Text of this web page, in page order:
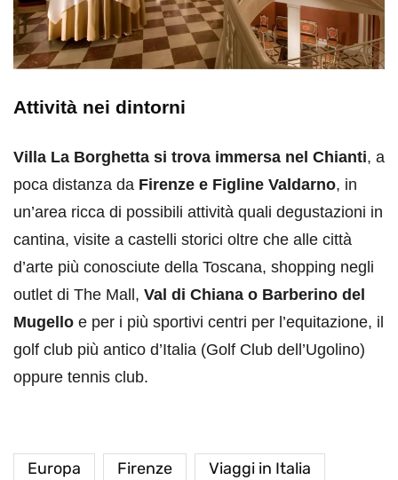
Attività nei dintorni
Villa La Borghetta si trova immersa nel Chianti, a
poca distanza da Firenze e Figline Valdarno, in
un’area ricca di possibili attività quali degustazioni in
cantina, visite a castelli storici oltre che alle città
d’arte più conosciute della Toscana, shopping negli
outlet di The Mall, Val di Chiana o Barberino del
Mugello e per i più sportivi centri per l’equitazione, il
golf club più antico d’Italia (Golf Club dell’Ugolino)
oppure tennis club.
Europa Firenze Viaggi in Italia